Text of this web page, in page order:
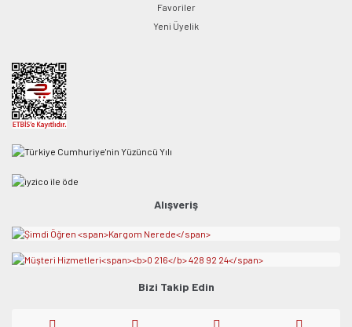
Favoriler
Yeni Üyelik
Alışveriş
Bizi Takip Edin